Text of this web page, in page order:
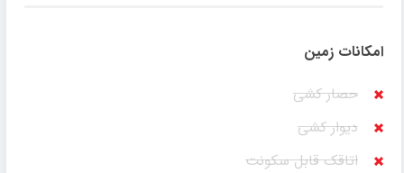
امکانات زمین
حصار کشی
دیوار کشی
اتاقک قابل سکونت